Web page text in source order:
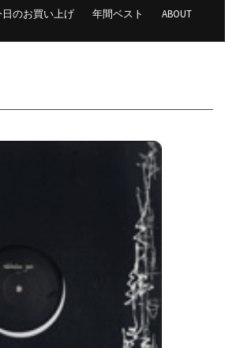
日のお買い上げ 年間ベスト ABOUT